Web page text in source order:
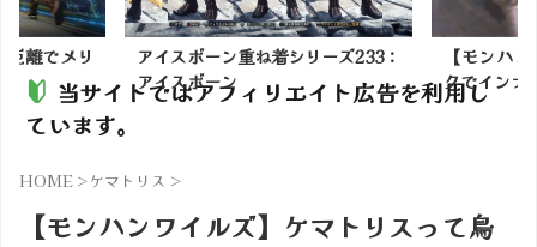
離でメリ
アイスボーン重ね着シリーズ233：
アイスボーン
【モンハ
クでインナ
当サイトではアフィリエイト広告を利用し
ています。
HOME >ケマトリス >
【モンハンワイルズ】ケマトリスって鳥